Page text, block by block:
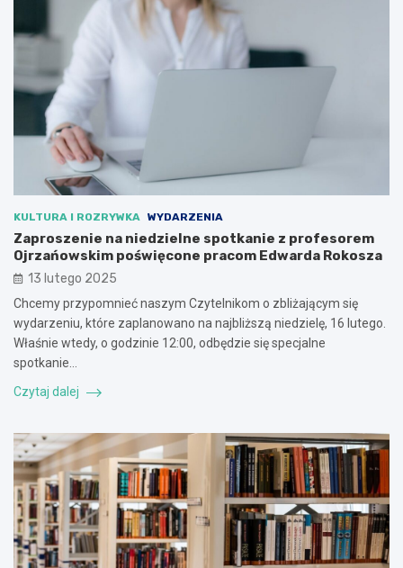
KULTURA I ROZRYWKA WYDARZENIA
Zaproszenie na niedzielne spotkanie z profesorem
Ojrzańowskim poświęcone pracom Edwarda Rokosza
13 lutego 2025
Chcemy przypomnieć naszym Czytelnikom o zbliżającym się
wydarzeniu, które zaplanowano na najbliższą niedzielę, 16 lutego.
Właśnie wtedy, o godzinie 12:00, odbędzie się specjalne
spotkanie…
Czytaj dalej